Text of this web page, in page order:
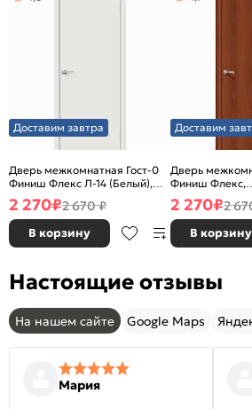
Доставим завтра
Дверь межкомнатная Гост-0
Финиш Флекс Л-14 (Белый),
глухая, каркасно-щитовая
2 270₽2 670 ₽
В корзину
Доставим
Дверь
Финиш Флекс,
(ИталОрех),
щитовая
2 270₽2
В корзину
Настоящие отзывы
На нашем сайте Google Maps
Мария